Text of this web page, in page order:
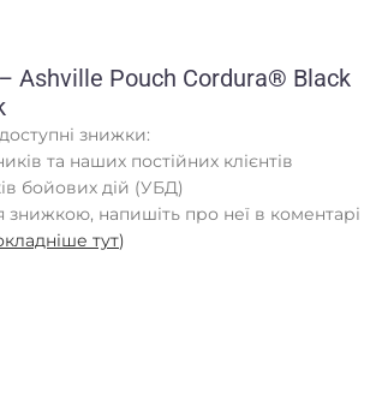
Ashville Pouch Cordura® Black
знижки:
та наших постійних клієнтів
бойових дій (УБД)
напишіть про неї в коментарі
тут)